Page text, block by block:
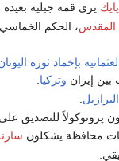
يرى قمة جبلية
المقدس، الحكم
بإخماد ثورة
بين إيران وتركيا.
پروتوكولاً للتصديق على
محافظة يشكلون